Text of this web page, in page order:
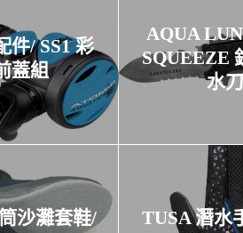
件/ SS1 彩
蓋組
AQUA
SQUEEZE
水刀
沙灘套鞋/
TUSA 潛水